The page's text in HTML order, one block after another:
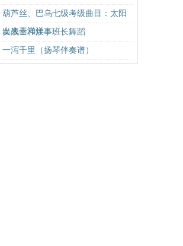
葫芦丝、巴乌七级考级曲目：太阳
出来喜洋洋
女战士和炊事班长舞蹈
一泻千里（扬琴伴奏谱）